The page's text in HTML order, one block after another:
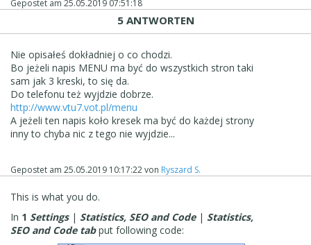
Gepostet am 25.05.2019 07:51:18
5 ANTWORTEN
Nie opisałeś dokładniej o co chodzi.
Bo jeżeli napis MENU ma być do wszystkich stron taki
sam jak 3 kreski, to się da.
Do telefonu też wyjdzie dobrze.
http://www.vtu7.vot.pl/menu
A jeżeli ten napis koło kresek ma być do każdej strony
inny to chyba nic z tego nie wyjdzie...
Gepostet am 25.05.2019 10:17:22von Ryszard S.
This is what you do.
In 1 Settings| Statistics, SEO and Code| Statistics,
SEO and Code tabput following code: